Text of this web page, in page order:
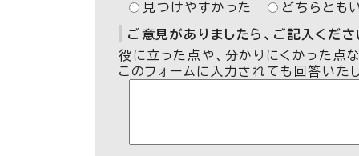
見つけやすかった
どちらとも
ご意見がありましたら、ご記入くだ
役に立った点や、分かりにくかった点
このフォームに入力されても回答いた